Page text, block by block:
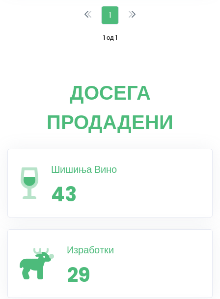
1
1 од 1
ДОСЕГА
ПРОДАДЕНИ
Шишиња Вино
43
Изработки
29